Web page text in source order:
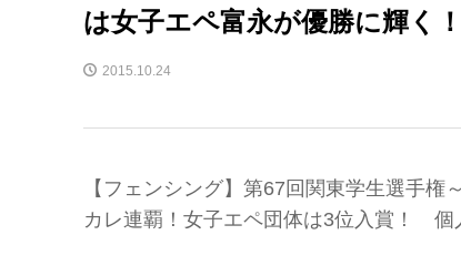
は女子エペ富永が優勝に輝く！
2015.10.24
【フェンシング】第67回関東学生選手
カレ連覇！女子エペ団体は3位入賞！ 個